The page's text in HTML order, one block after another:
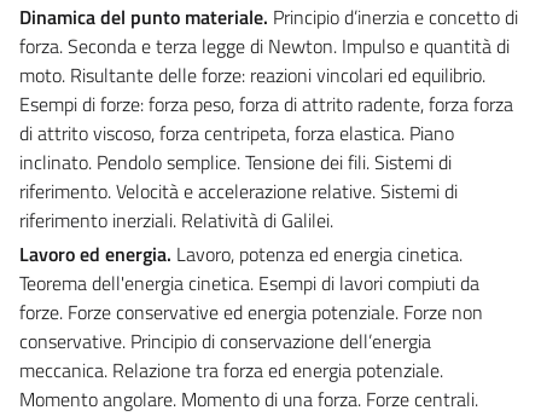
Dinamica del punto materiale. Principio d’inerzia e concetto di
forza. Seconda e terza legge di Newton. Impulso e quantità di
moto. Risultante delle forze: reazioni vincolari ed equilibrio.
Esempi di forze: forza peso, forza di attrito radente, forza forza
di attrito viscoso, forza centripeta, forza elastica. Piano
inclinato. Pendolo semplice. Tensione dei fili. Sistemi di
riferimento. Velocità e accelerazione relative. Sistemi di
riferimento inerziali. Relatività di Galilei.
Lavoro ed energia. Lavoro, potenza ed energia cinetica.
Teorema dell'energia cinetica. Esempi di lavori compiuti da
forze. Forze conservative ed energia potenziale. Forze non
conservative. Principio di conservazione dell’energia
meccanica. Relazione tra forza ed energia potenziale.
Momento angolare. Momento di una forza. Forze centrali.